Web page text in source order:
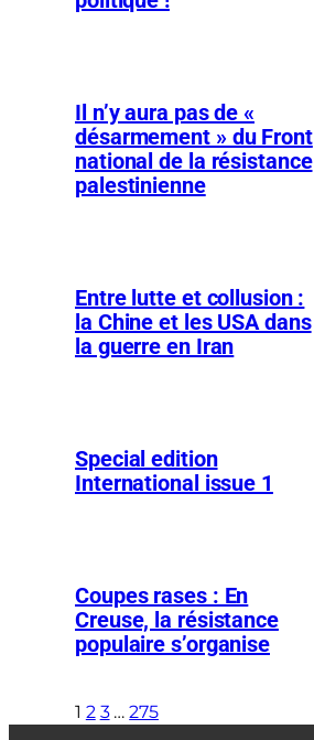
Il n’y aura pas de «
désarmement » du Front
national de la résistance
palestinienne
Entre lutte et collusion :
la Chine et les USA dans
la guerre en Iran
Special edition
International issue 1
Coupes rases : En
Creuse, la résistance
populaire s’organise
1 2 3 … 275